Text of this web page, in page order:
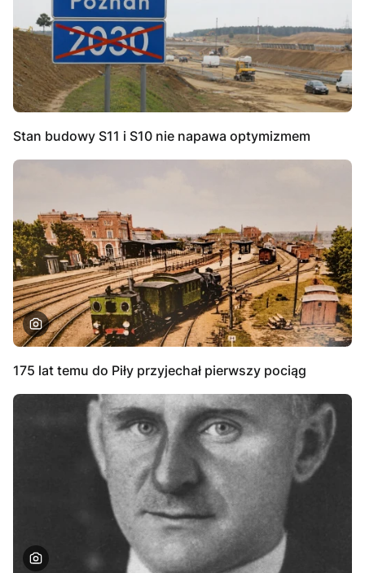
Stan budowy S11 i S10 nie napawa optymizmem
175 lat temu do Piły przyjechał pierwszy pociąg